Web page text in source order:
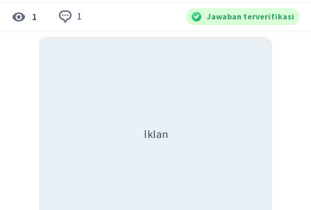
1 1 Jawaban terverifikasi
Iklan